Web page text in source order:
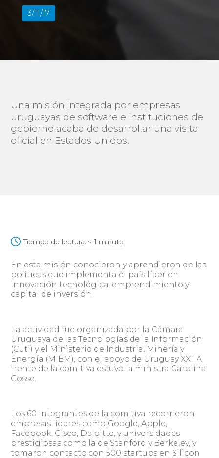
3/11/17
Una misión integrada por empresas
uruguayas de software e instituciones de
gobierno acaba de desarrollar una visita
oficial en Estados Unidos.
Tiempo de lectura: < 1 minuto
En esta misión conocieron y aprendieron de las
políticas que implementa el país líder en
innovación tecnológica, emprendimiento y
capital de inversión.
La actividad fue organizada por la Cámara
Uruguaya de las Tecnologías de la Información
(Cuti) y el Ministerio de Industria, Minería y
Energía (MIEM), con el apoyo de Uruguay XXI. Al
frente de la comitiva estuvo la ministra Carolina
Cosse.
Los 60 integrantes de la comitiva recorrieron
empresas líderes como Google, Apple,
Facebook, Cisco, Deloitte, y universidades
prestigiosas como la de Stanford y Berkeley, y
tomaron contacto con 500 startups en Silicon